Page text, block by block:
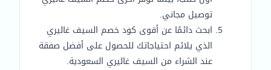
توصيل مجاني.
ابحث دائمًا عن أقوى كود خصم السيف غاليري
الذي يلائم احتياجاتك للحصول على أفضل صفقة
عند الشراء من السيف غاليري السعودية.